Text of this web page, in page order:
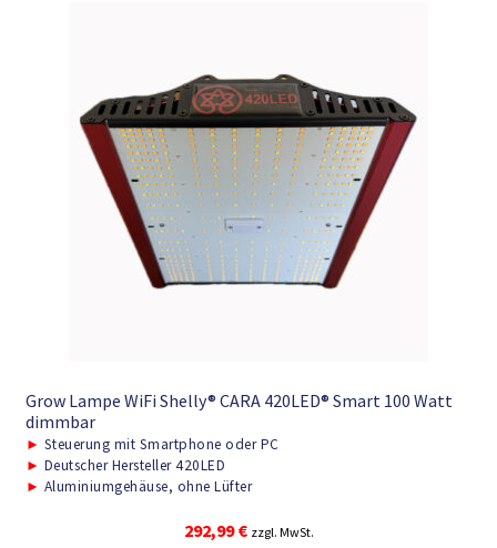
Grow Lampe WiFi Shelly® CARA 420LED® Smart 100 Watt
dimmbar
► Steuerung mit Smartphone oder PC
► Deutscher Hersteller 420LED
► Aluminiumgehäuse, ohne Lüfter
292,99€ zzgl. MwSt.